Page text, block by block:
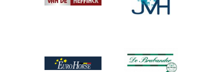
Afbeelding
Afbeelding
Afbeelding